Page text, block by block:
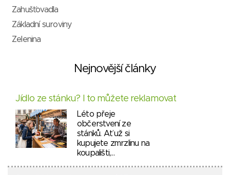
Zahušťovadla
Základní suroviny
Zelenina
Nejnovější články
Jídlo ze stánku? I to můžete reklamovat
Léto přeje
občerstvení ze
stánků. Ať už si
kupujete zmrzlinu na
koupališti,…